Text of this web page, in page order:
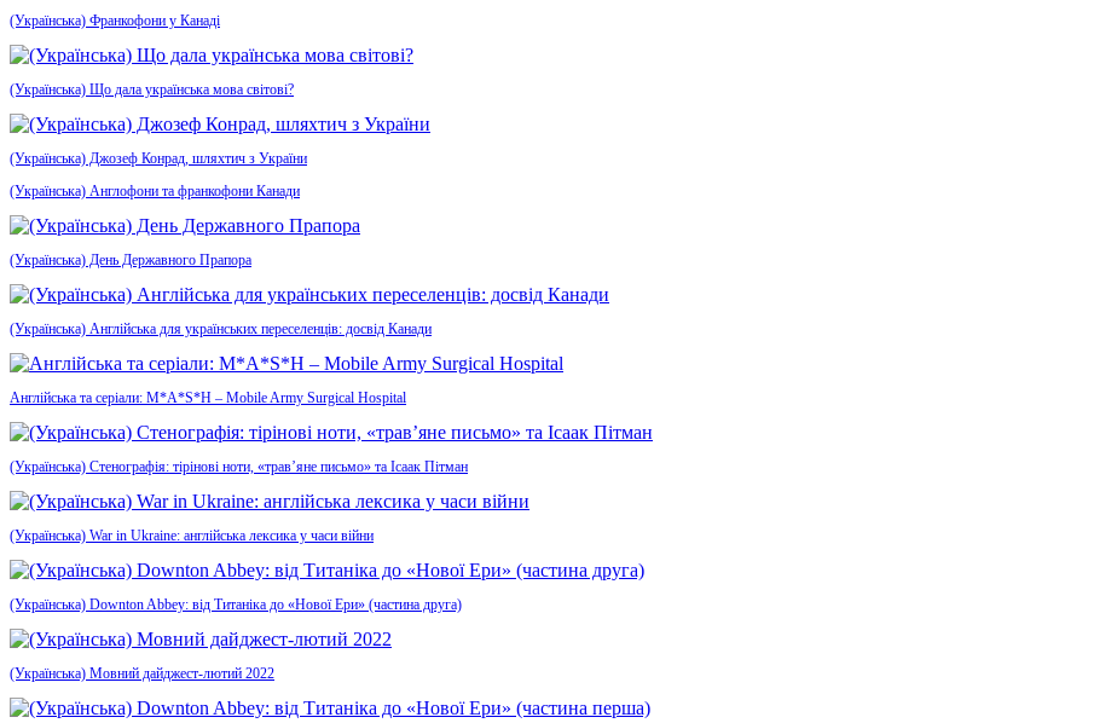
(Українська) Франкофони у Канаді
(Українська) Що дала українська мова світові?
(Українська) Джозеф Конрад, шляхтич з України
(Українська) Англофони та франкофони Канади
(Українська) День Державного Прапора
(Українська) Англійська для українських переселенців: досвід Канади
Англійська та серіали: M*A*S*H – Mobile Army Surgical Hospital
(Українська) Стенографія: тірінові ноти, «трав’яне письмо» та Ісаак Пітман
(Українська) War in Ukraine: англійська лексика у часи війни
(Українська) Downton Abbey: від Титаніка до «Нової Ери» (частина друга)
(Українська) Мовний дайджест-лютий 2022